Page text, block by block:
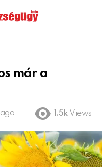
már a
ago 1.5k Views